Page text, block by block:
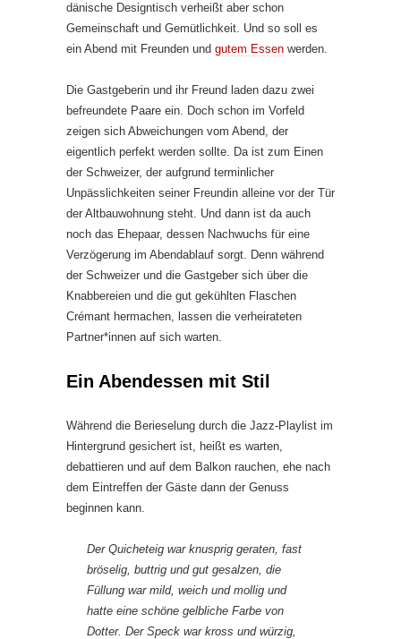
dänische Designtisch verheißt aber schon
Gemeinschaft und Gemütlichkeit. Und so soll es
ein Abend mit Freunden und gutem Essen werden.
Die Gastgeberin und ihr Freund laden dazu zwei
befreundete Paare ein. Doch schon im Vorfeld
zeigen sich Abweichungen vom Abend, der
eigentlich perfekt werden sollte. Da ist zum Einen
der Schweizer, der aufgrund terminlicher
Unpässlichkeiten seiner Freundin alleine vor der Tür
der Altbauwohnung steht. Und dann ist da auch
noch das Ehepaar, dessen Nachwuchs für eine
Verzögerung im Abendablauf sorgt. Denn während
der Schweizer und die Gastgeber sich über die
Knabbereien und die gut gekühlten Flaschen
Crémant hermachen, lassen die verheirateten
Partner*innen auf sich warten.
Ein Abendessen mit Stil
Während die Berieselung durch die Jazz-Playlist im
Hintergrund gesichert ist, heißt es warten,
debattieren und auf dem Balkon rauchen, ehe nach
dem Eintreffen der Gäste dann der Genuss
beginnen kann.
Der Quicheteig war knusprig geraten, fast
bröselig, buttrig und gut gesalzen, die
Füllung war mild, weich und mollig und
hatte eine schöne gelbliche Farbe von
Dotter. Der Speck war kross und würzig,